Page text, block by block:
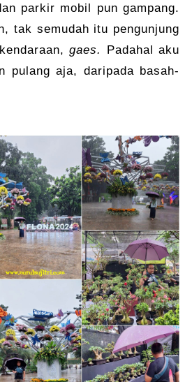
parkir mobil pun gampang.
tak semudah itu pengunjung
gaes.
Padahal aku
pulang aja, daripada basah-